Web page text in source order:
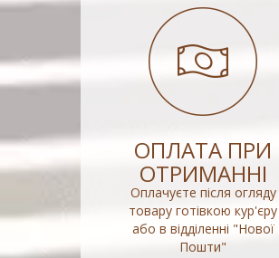
ОПЛАТА ПРИ
ОТРИМАННІ
Оплачуєте після огляду
товару готівкою кур'єру
або в відділенні "Нової
Пошти"